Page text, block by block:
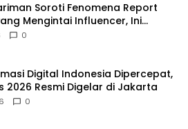
Soroti Fenomena Report
Mengintai Influencer, Ini
Akun yang Perlu Diketahui
0
Digital Indonesia Dipercepat,
2026 Resmi Digelar di Jakarta
0